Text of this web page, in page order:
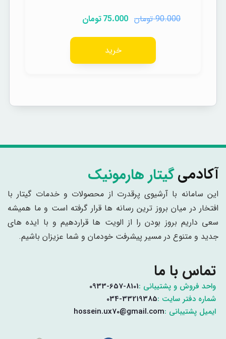
90.000 تومان 75.000تومان
خرید
آکادمیگیتار هارمونیک
این سامانه با آرشیوی پرقدرت از محصولات و خدمات گیتار با
افتخار در میان بروز ترین رسانه ها قرار گرفته است و ما همیشه
سعی داریم بروز بودن را از الویت ها قراردهیم و با ایده های
جدید و متنوع در مسیر پیشرفت خودمان و شما عزیزان باشیم.
تماس با ما
واحد فروش و پشتیبانی :0933-657-8101
شماره دفتر سایت :034-33219385
ایمیل پشتیبانی :hossein.ux70@gmail.com